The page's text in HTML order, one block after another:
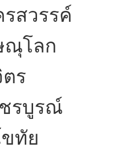
สวรรค์
ณุโลก
ร
รบูรณ์
ทัย